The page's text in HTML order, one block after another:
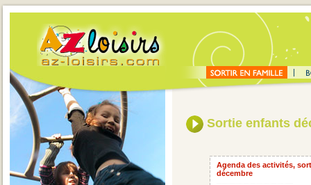
Sortie enfants
Agenda des activités,
décembre